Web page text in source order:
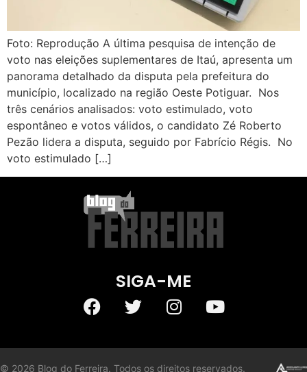
Foto: Reprodução A última pesquisa de intenção de
voto nas eleições suplementares de Itaú, apresenta um
panorama detalhado da disputa pela prefeitura do
município, localizado na região Oeste Potiguar. Nos
três cenários analisados: voto estimulado, voto
espontâneo e votos válidos, o candidato Zé Roberto
Pezão lidera a disputa, seguido por Fabrício Régis. No
voto estimulado […]
SIGA-ME
© 2026 Blog do Ferreira. Todos os direitos reservados.